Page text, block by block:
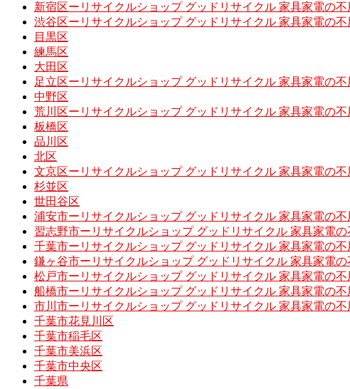
新宿区ーリサイクルショップ グッドリサイクル 家具家電の不
渋谷区ーリサイクルショップ グッドリサイクル 家具家電の不
目黒区
練馬区
大田区
足立区ーリサイクルショップ グッドリサイクル 家具家電の不
中野区
荒川区ーリサイクルショップ グッドリサイクル 家具家電の不
板橋区
品川区
北区
文京区ーリサイクルショップ グッドリサイクル 家具家電の不
杉並区
世田谷区
浦安市ーリサイクルショップ グッドリサイクル 家具家電の不
習志野市ーリサイクルショップ グッドリサイクル 家具家電の
千葉市ーリサイクルショップ グッドリサイクル 家具家電の不
鎌ヶ谷市ーリサイクルショップ グッドリサイクル 家具家電の
松戸市ーリサイクルショップ グッドリサイクル 家具家電の不
船橋市ーリサイクルショップ グッドリサイクル 家具家電の不
市川市ーリサイクルショップ グッドリサイクル 家具家電の不
千葉市花見川区
千葉市稲毛区
千葉市美浜区
千葉市中央区
千葉県